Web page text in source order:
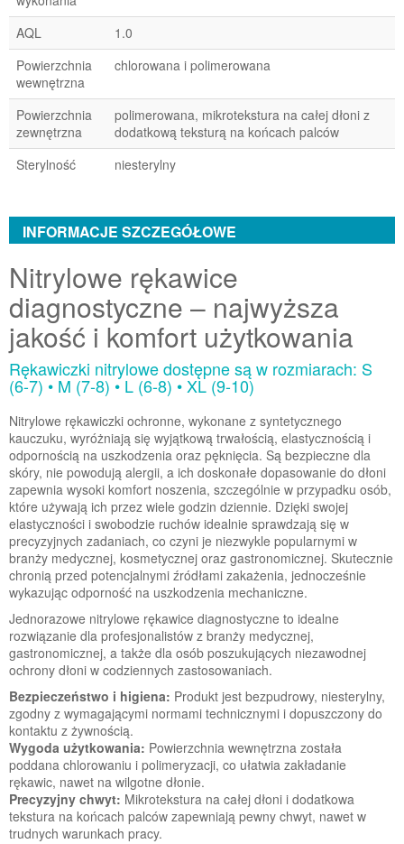
AQL
1.0
Powierzchnia
wewnętrzna
chlorowana i polimerowana
Powierzchnia
zewnętrzna
polimerowana, mikrotekstura na całej dłoni z
dodatkową teksturą na końcach palców
Sterylność
niesterylny
INFORMACJE SZCZEGÓŁOWE
Nitrylowe rękawice
diagnostyczne – najwyższa
jakość i komfort użytkowania
Rękawiczki nitrylowe dostępne są w rozmiarach: S
(6-7) • M (7-8) • L (6-8) • XL (9-10)
Nitrylowe rękawiczki ochronne, wykonane z syntetycznego
kauczuku, wyróżniają się wyjątkową trwałością, elastycznością i
odpornością na uszkodzenia oraz pęknięcia. Są bezpieczne dla
skóry, nie powodują alergii, a ich doskonałe dopasowanie do dłoni
zapewnia wysoki komfort noszenia, szczególnie w przypadku osób,
które używają ich przez wiele godzin dziennie. Dzięki swojej
elastyczności i swobodzie ruchów idealnie sprawdzają się w
precyzyjnych zadaniach, co czyni je niezwykle popularnymi w
branży medycznej, kosmetycznej oraz gastronomicznej. Skutecznie
chronią przed potencjalnymi źródłami zakażenia, jednocześnie
wykazując odporność na uszkodzenia mechaniczne.
Jednorazowe nitrylowe rękawice diagnostyczne to idealne
rozwiązanie dla profesjonalistów z branży medycznej,
gastronomicznej, a także dla osób poszukujących niezawodnej
ochrony dłoni w codziennych zastosowaniach.
Bezpieczeństwo i higiena: Produkt jest bezpudrowy, niesterylny,
zgodny z wymagającymi normami technicznymi i dopuszczony do
kontaktu z żywnością.
Wygoda użytkowania: Powierzchnia wewnętrzna została
poddana chlorowaniu i polimeryzacji, co ułatwia zakładanie
rękawic, nawet na wilgotne dłonie.
Precyzyjny chwyt: Mikrotekstura na całej dłoni i dodatkowa
tekstura na końcach palców zapewniają pewny chwyt, nawet w
trudnych warunkach pracy.